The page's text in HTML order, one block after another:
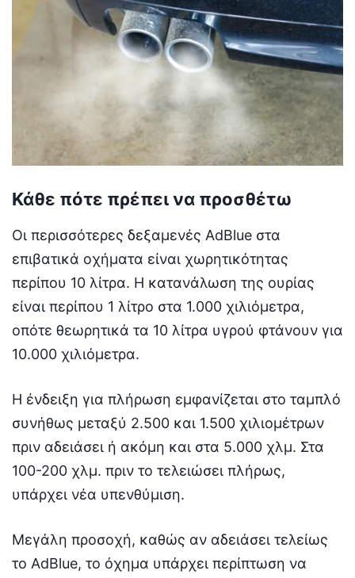
Κάθε πότε πρέπει να προσθέτω
Οι περισσότερες δεξαμενές AdBlue στα
επιβατικά οχήματα είναι χωρητικότητας
περίπου 10 λίτρα. Η κατανάλωση της ουρίας
είναι περίπου 1 λίτρο στα 1.000 χιλιόμετρα,
οπότε θεωρητικά τα 10 λίτρα υγρού φτάνουν για
10.000 χιλιόμετρα.
Η ένδειξη για πλήρωση εμφανίζεται στο ταμπλό
συνήθως μεταξύ 2.500 και 1.500 χιλιομέτρων
πριν αδειάσει ή ακόμη και στα 5.000 χλμ. Στα
100-200 χλμ. πριν το τελειώσει πλήρως,
υπάρχει νέα υπενθύμιση.
Μεγάλη προσοχή, καθώς αν αδειάσει τελείως
το AdBlue, το όχημα υπάρχει περίπτωση να